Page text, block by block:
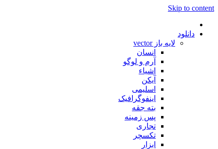
Skip to content
دانلود
لایه باز vector
انسان
آرم و لوگو
اشیاء
آیکن
اسلیمی
اینفوگرافیک
بته جقه
پس زمینه
تجاری
تکسچر
ابزار